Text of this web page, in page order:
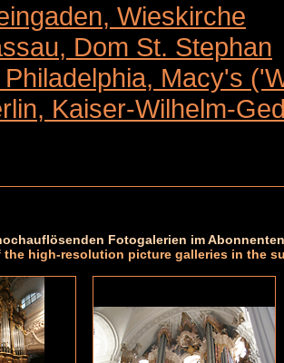
Wieskirche
Dom St. Stephan
Philadelphia, Macy's
Kaiser-Wilhelm-
Fotogalerien im
the high-resolution picture galleries in the